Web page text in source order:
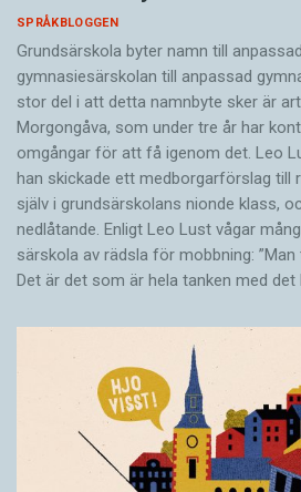
SPRÅKBLOGGEN
Grundsärskola byter namn till
gymnasiesärskolan till anpassad
stor del i att detta namnbyte sker är
Morgongåva, som under tre år har
omgångar för att få igenom det. Leo
han skickade ett medborgarförslag till
själv i grundsärskolans nionde klass,
nedlåtande. Enligt Leo Lust vågar
särskola av rädsla för mobbning:
Det är det som är hela tanken med det